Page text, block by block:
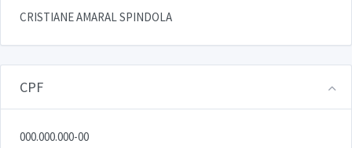
CRISTIANE AMARAL SPINDOLA
CPF
000.000.000-00